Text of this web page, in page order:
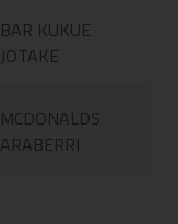
BAR KUKUE
JOTAKE
MCDONALDS
ARABERRI